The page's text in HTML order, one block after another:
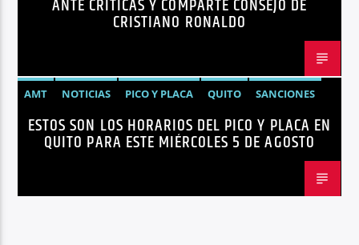
TENDENCIAS
TRENDING VIRALES
ANTE CRÍTICAS Y COMPARTE CONSEJO DE
CRISTIANO RONALDO
AMT NOTICIAS PICO Y PLACA QUITO SANCIONES
ESTOS SON LOS HORARIOS DEL PICO Y PLACA EN
QUITO PARA ESTE MIÉRCOLES 5 DE AGOSTO